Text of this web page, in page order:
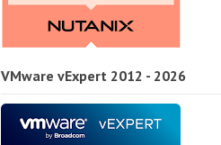
VMware vExpert 2012 - 2026